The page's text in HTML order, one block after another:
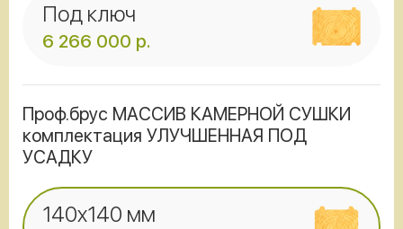
Под ключ
6 266 000 р.
Проф.брус МАССИВ КАМЕРНОЙ СУШКИ
комплектация УЛУЧШЕННАЯ ПОД
УСАДКУ
140x140 мм